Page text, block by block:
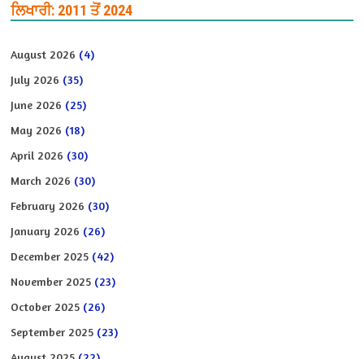
ਲਿਖਾਰੀ: 2011 ਤੋਂ 2024
August 2026 (4)
July 2026 (35)
June 2026 (25)
May 2026 (18)
April 2026 (30)
March 2026 (30)
February 2026 (30)
January 2026 (26)
December 2025 (42)
November 2025 (23)
October 2025 (26)
September 2025 (23)